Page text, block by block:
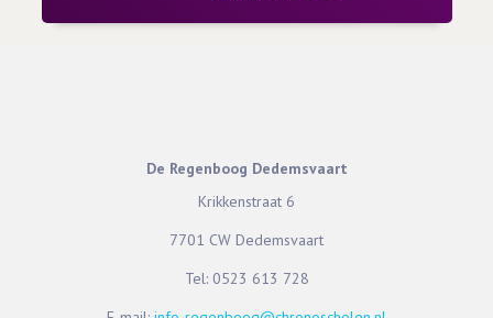
De Regenboog Dedemsvaart
Krikkenstraat 6
7701 CW Dedemsvaart
Tel: 0523 613 728